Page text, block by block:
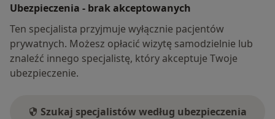
Ubezpieczenia - brak akceptowanych
Ten specjalista przyjmuje wyłącznie pacjentów
prywatnych. Możesz opłacić wizytę samodzielnie lub
znaleźć innego specjalistę, który akceptuje Twoje
ubezpieczenie.
Szukaj specjalistów według ubezpieczenia